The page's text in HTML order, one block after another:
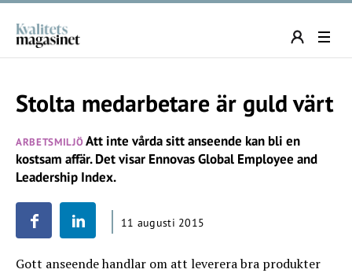
Stolta medarbetare är guld värt
ARBETSMILJÖAtt inte vårda sitt anseende kan bli en
kostsam affär. Det visar Ennovas Global Employee and
Leadership Index.
11 augusti 2015
Gott anseende handlar om att leverera bra produkter